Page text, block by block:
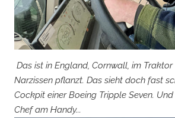
Das ist in England, Cornwall, im
Narzissen pflanzt. Das sieht doch fast
Cockpit einer Boeing Tripple Seven.
Chef am Handy...